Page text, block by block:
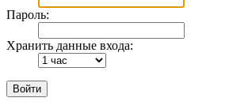
Пароль:
Хранить данные входа: